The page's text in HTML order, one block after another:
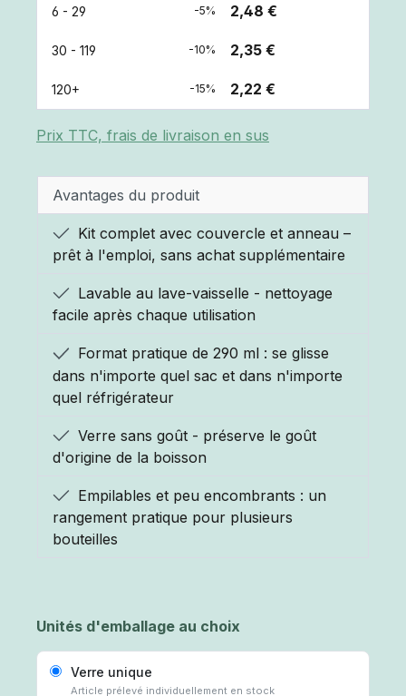
6 - 29 -5% 2,48 €
30 - 119 -10% 2,35 €
120+ -15% 2,22 €
Prix TTC, frais de livraison en sus
Avantages du produit
Kit complet avec couvercle et anneau –
prêt à l'emploi, sans achat supplémentaire
Lavable au lave-vaisselle - nettoyage
facile après chaque utilisation
Format pratique de 290 ml : se glisse
dans n'importe quel sac et dans n'importe
quel réfrigérateur
Verre sans goût - préserve le goût
d'origine de la boisson
Empilables et peu encombrants : un
rangement pratique pour plusieurs
bouteilles
Unités d'emballage au choix
Verre unique
Article prélevé individuellement en stock